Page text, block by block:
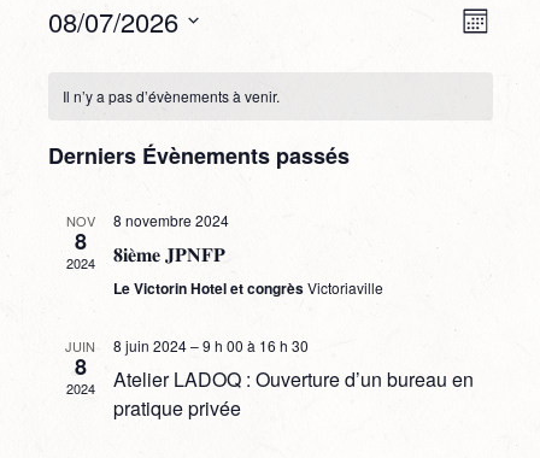
par
de
Mois
08/07/2026
date.
de
Évènements
Il n’y a pas d’évènements à venir.
Derniers Évènements passés
NOV
8
2024
8 novembre 2024
𝟖𝐢𝐞̀𝐦𝐞 𝐉𝐏𝐍𝐅𝐏
Le Victorin Hotel et congrèsVictoriaville
JUIN
8
2024
8 juin 2024 – 9 h 00 à 16 h 30
Atelier LADOQ : Ouverture d’un bureau en
pratique privée